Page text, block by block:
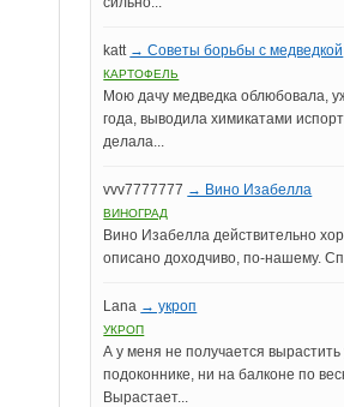
katt → Советы борьбы с медведкой
КАРТОФЕЛЬ
Мою дачу медведка облюбовала,
года, выводила химикатами
делала...
vvv7777777 → Вино Изабелла
ВИНОГРАД
Вино Изабелла действительно
описано доходчиво, по-нашему.
Lana → укроп
УКРОП
А у меня не получается вырастить
подоконнике, ни на балконе по
Вырастает...